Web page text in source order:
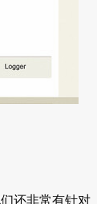
还非常有针对